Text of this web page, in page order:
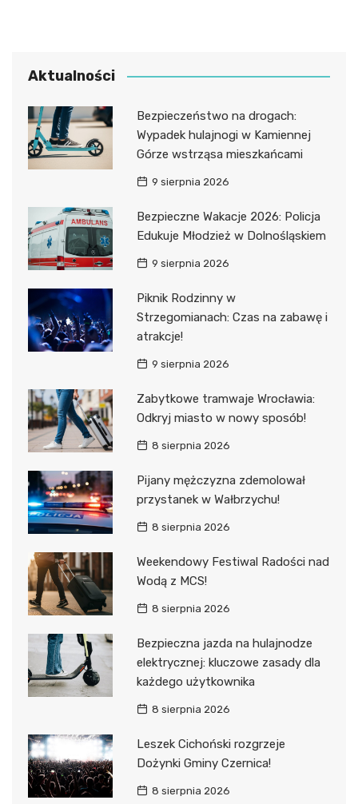
Aktualności
Bezpieczeństwo na drogach:
Wypadek hulajnogi w Kamiennej
Górze wstrząsa mieszkańcami
9 sierpnia 2026
Bezpieczne Wakacje 2026: Policja
Edukuje Młodzież w Dolnośląskiem
9 sierpnia 2026
Piknik Rodzinny w
Strzegomianach: Czas na zabawę i
atrakcje!
9 sierpnia 2026
Zabytkowe tramwaje Wrocławia:
Odkryj miasto w nowy sposób!
8 sierpnia 2026
Pijany mężczyzna zdemolował
przystanek w Wałbrzychu!
8 sierpnia 2026
Weekendowy Festiwal Radości nad
Wodą z MCS!
8 sierpnia 2026
Bezpieczna jazda na hulajnodze
elektrycznej: kluczowe zasady dla
każdego użytkownika
8 sierpnia 2026
Leszek Cichoński rozgrzeje
Dożynki Gminy Czernica!
8 sierpnia 2026